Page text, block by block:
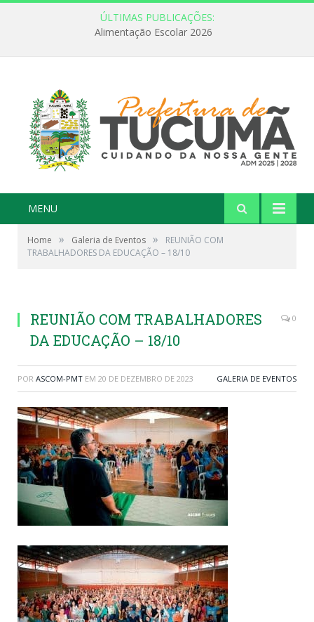
ÚLTIMAS PUBLICAÇÕES:
MENU
Home » Galeria de Eventos »
REUNIÃO COM
TRABALHADORES DA EDUCAÇÃO – 18/10
REUNIÃO COM TRABALHADORES
DA EDUCAÇÃO – 18/10
0
POR ASCOM-PMT EM 20 DE DEZEMBRO DE 2023 GALERIA DE EVENTOS